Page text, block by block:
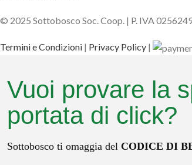
© 2025 Sottobosco Soc. Coop. | P. IVA
Termini e Condizioni | Privacy Policy |
Vuoi provare la
portata di click?
Sottobosco ti omaggia del CODICE DI